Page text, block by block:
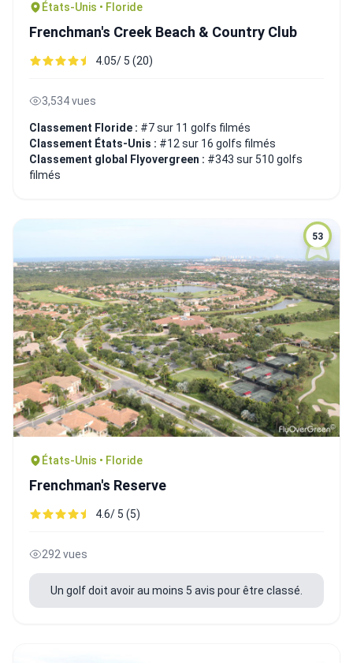
États-Unis • Floride
Frenchman's Creek Beach & Country Club
4.05/ 5 (20)
3,534 vues
Classement Floride : #7 sur 11 golfs filmés
Classement États-Unis : #12 sur 16 golfs filmés
Classement global Flyovergreen : #343 sur 510 golfs
filmés
53
États-Unis • Floride
Frenchman's Reserve
4.6/ 5 (5)
292 vues
Un golf doit avoir au moins 5 avis pour être classé.